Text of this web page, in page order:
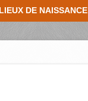
LIEUX DE NAISSANCE